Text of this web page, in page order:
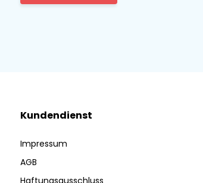
Kundendienst
Impressum
AGB
Haftungsausschluss